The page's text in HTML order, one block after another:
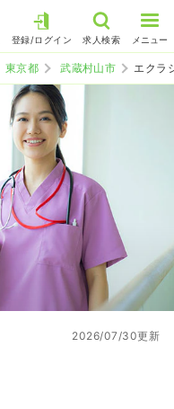
登録/ログイン 求人検索 メニュー
東京都 武蔵村山市 エクラ
2026/07/30更新